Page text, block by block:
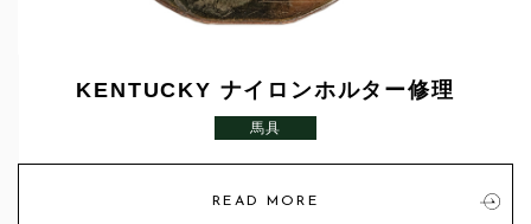
KENTUCKY ナイロンホルター修理
馬具
READ MORE